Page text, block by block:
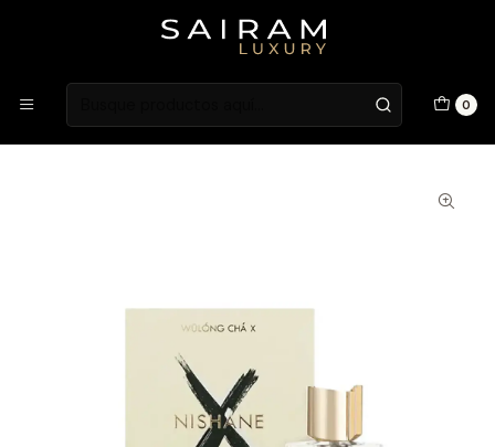
0
Atención en Guardia Vieja 202, Local 1
Inicio Fragancias Fragancias Unisex
PERFUME NISHANE WULONG CHA UNISEX EXTRAIT DE
PARFUM 50 ML